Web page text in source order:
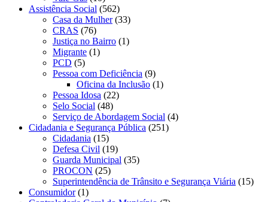
Assistência Social (562)
Casa da Mulher(33)
CRAS (76)
Justiça no Bairro (1)
Migrante (1)
PCD (5)
Pessoa com Deficiência (9)
Oficina da Inclusão (1)
Pessoa Idosa (22)
Selo Social (48)
Serviço de Abordagem Social (4)
Cidadania e Segurança Pública (251)
Cidadania (15)
Defesa Civil (19)
Guarda Municipal (35)
PROCON (25)
Superintendência de Trânsito e Segurança Viária (15)
Consumidor(1)